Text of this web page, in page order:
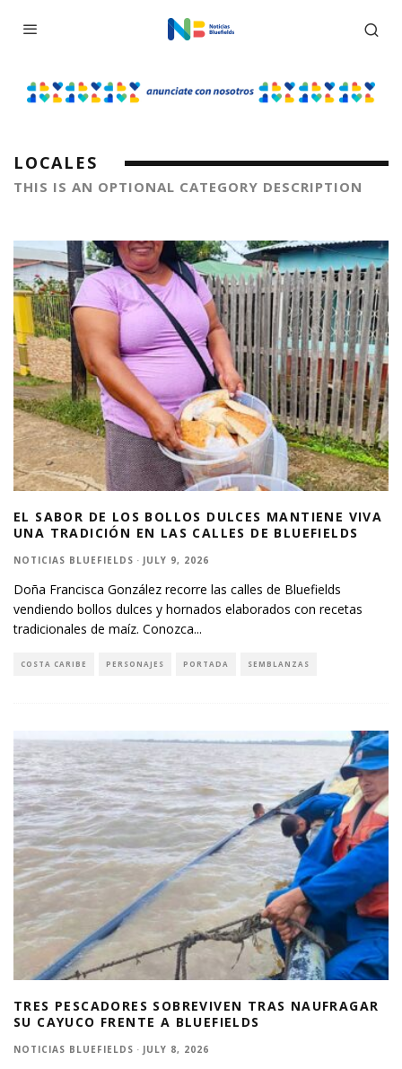
LOCALES
THIS IS AN OPTIONAL CATEGORY DESCRIPTION
EL SABOR DE LOS BOLLOS DULCES MANTIENE VIVA
UNA TRADICIÓN EN LAS CALLES DE BLUEFIELDS
NOTICIAS BLUEFIELDS · JULY 9, 2026
Doña Francisca González recorre las calles de Bluefields
vendiendo bollos dulces y hornados elaborados con recetas
tradicionales de maíz. Conozca...
COSTA CARIBE PERSONAJES PORTADA SEMBLANZAS
TRES PESCADORES SOBREVIVEN TRAS NAUFRAGAR
SU CAYUCO FRENTE A BLUEFIELDS
NOTICIAS BLUEFIELDS · JULY 8, 2026